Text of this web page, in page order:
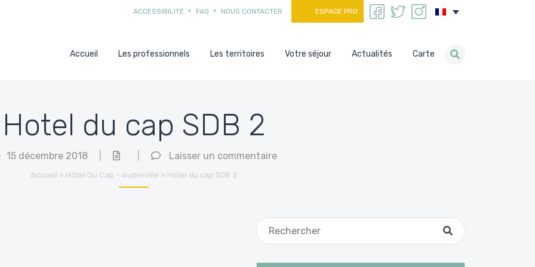
ACCESSIBILITÉ FAQ NOUS CONTACTER ESPACE PRO
Accueil Les professionnels Les territoires Votre séjour Actualités Carte
Hotel du cap SDB 2
15 décembre 2018 Laisser un commentaire
Accueil » Hôtel Du Cap – Auderville » Hotel du cap SDB 2